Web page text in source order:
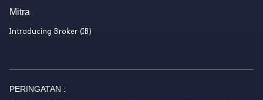
Mitra
Introducing Broker (IB)
PERINGATAN :